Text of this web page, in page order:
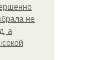
не
а